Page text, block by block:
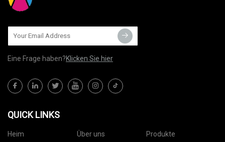
Eine Frage haben?Klicken Sie hier
QUICK LINKS
Heim Über uns Produkte